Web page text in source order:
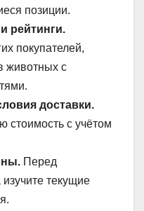
позиции.
рейтинги.
покупателей,
животных с
доставки.
стоимость с учётом
Перед
текущие